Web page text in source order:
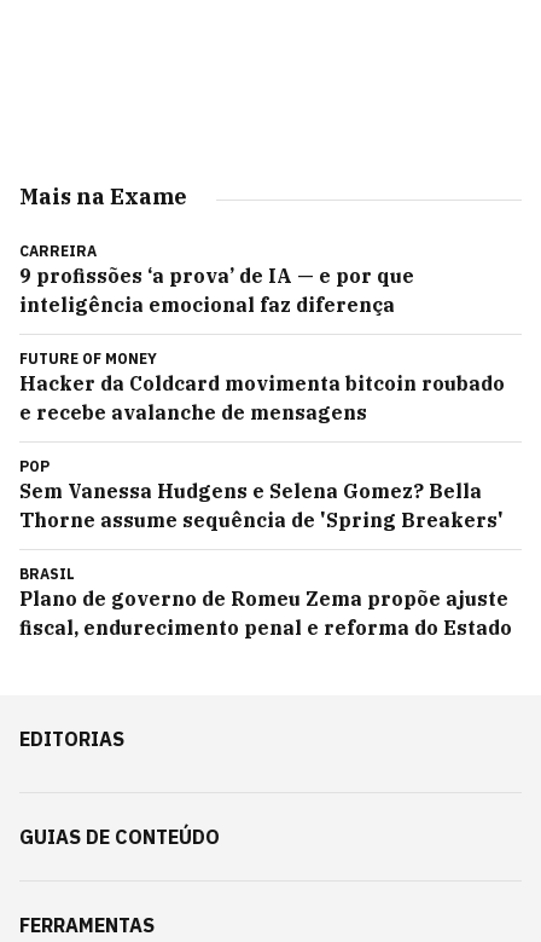
Mais na Exame
CARREIRA
9 profissões ‘a prova’ de IA — e por que
inteligência emocional faz diferença
FUTURE OF MONEY
Hacker da Coldcard movimenta bitcoin roubado
e recebe avalanche de mensagens
POP
Sem Vanessa Hudgens e Selena Gomez? Bella
Thorne assume sequência de 'Spring Breakers'
BRASIL
Plano de governo de Romeu Zema propõe ajuste
fiscal, endurecimento penal e reforma do Estado
EDITORIAS
GUIAS DE CONTEÚDO
FERRAMENTAS